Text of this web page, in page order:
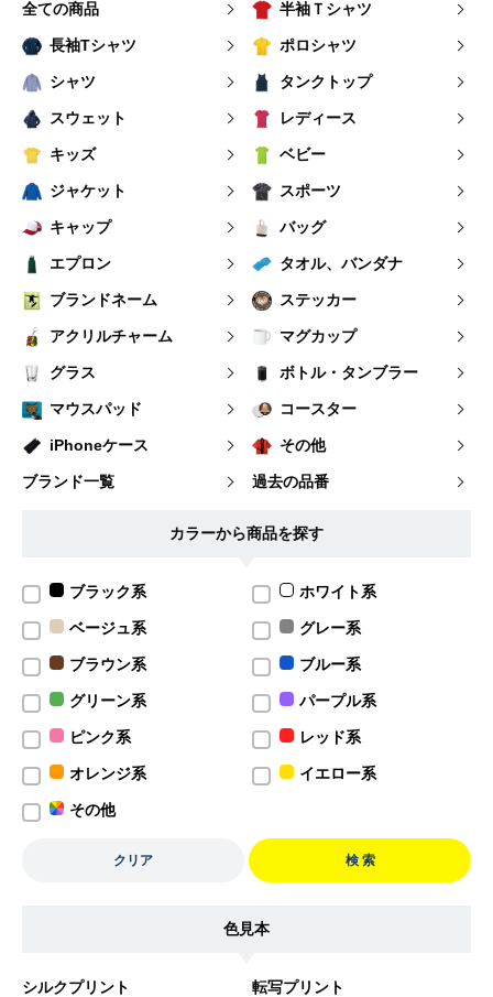
全ての商品 半袖Ｔシャツ
長袖Tシャツ ポロシャツ
シャツ タンクトップ
スウェット レディース
キッズ ベビー
ジャケット スポーツ
キャップ バッグ
エプロン タオル、バンダナ
ブランドネーム ステッカー
アクリルチャーム マグカップ
グラス ボトル・タンブラー
マウスパッド コースター
iPhoneケース その他
ブランド一覧 過去の品番
カラーから商品を探す
ブラック系 ホワイト系
ベージュ系 グレー系
ブラウン系 ブルー系
グリーン系 パープル系
ピンク系 レッド系
オレンジ系 イエロー系
その他
クリア 検 索
色見本
シルクプリント 転写プリント